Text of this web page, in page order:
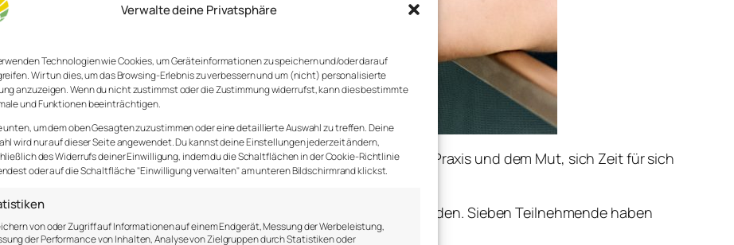
Verwalte deine Privatsphäre
Technologien wie Cookies, um Geräteinformationen zu speichern und/oder darauf
Wir tun dies, um das Browsing-Erlebnis zu verbessern und um (nicht) personalisierte
anzuzeigen. Wenn du nicht zustimmst oder die Zustimmung widerrufst, kann dies bestimmte
und Funktionen beeinträchtigen.
unten, um dem oben Gesagten zuzustimmen oder eine detaillierte Auswahl zu treffen. Deine
wird nur auf dieser Seite angewendet. Du kannst deine Einstellungen jederzeit ändern,
des Widerrufs deiner Einwilligung, indem du die Schaltflächen in der Cookie-Richtlinie
oder auf die Schaltfläche "Einwilligung verwalten" am unteren Bildschirmrand klickst.
von oder Zugriff auf Informationen auf einem Endgerät, Messung der Werbeleistung,
der Performance von Inhalten, Analyse von Zielgruppen durch Statistiken oder
den wir stärken können. Mit kleinen Schritten, regelmäßiger Praxis und dem Mut, sich Zeit für sich
Das erste Mental Health Workout hat in Düsseldorf
stattgefunden. Sieben Teilnehmende haben
sich auf eine Reise zu mehr innerer Balance eingelassen.